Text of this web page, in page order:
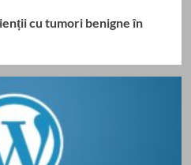
cu tumori benigne în